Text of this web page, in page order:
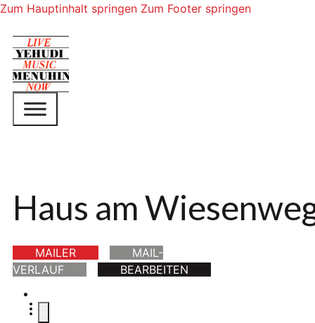
Zum Hauptinhalt springen Zum Footer springen
Haus am
MAILER
MAIL-
VERLAUF
BEARBEITEN